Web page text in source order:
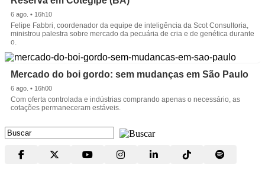
6 ago. • 16h10
Felipe Fabbri, coordenador da equipe de inteligência da Scot Consultoria,
ministrou palestra sobre mercado da pecuária de cria e de genética durante
o.
Mercado do boi gordo: sem mudanças em São Paulo
6 ago. • 16h00
Com oferta controlada e indústrias comprando apenas o necessário, as
cotações permaneceram estáveis.